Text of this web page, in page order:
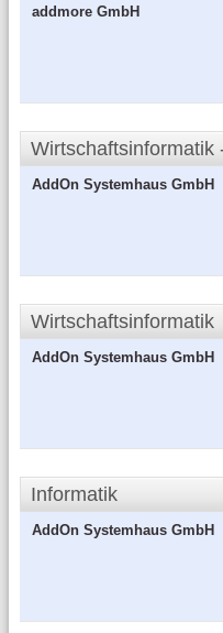
addmore GmbH
Wirtschaftsinformatik
AddOn Systemhaus GmbH
Wirtschaftsinformatik
AddOn Systemhaus GmbH
Informatik
AddOn Systemhaus GmbH